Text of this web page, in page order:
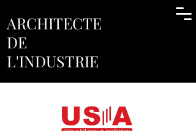
ARCHITECTE
DE
L'INDUSTRIE